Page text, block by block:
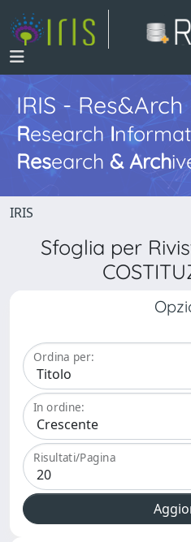
IRIS - Res&Arch
Research I
Research & Arch
IRIS
Sfoglia per
Ordina per:
In ordine:
Risultati/Pagina